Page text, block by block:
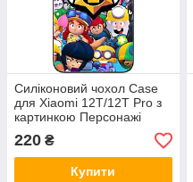
Силіконовий чохол Case
для Xiaomi 12T/12T Pro з
картинкою Персонажі
Бравл
220 ₴
Купити